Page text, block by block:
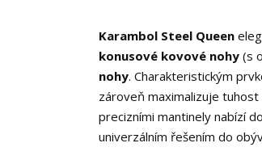
Karambol Steel Queen
konusové kovové nohy (s
nohy. Charakteristickým
zároveň maximalizuje
precizními mantinely nabízí
univerzálním řešením do